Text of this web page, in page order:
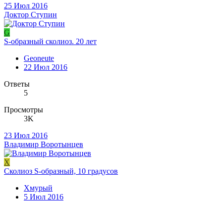
25 Июл 2016
Доктор Ступин
G
S-образный сколиоз. 20 лет
Geoneute
22 Июл 2016
Ответы
5
Просмотры
3K
23 Июл 2016
Владимир Воротынцев
Х
Сколиоз S-образный, 10 градусов
Хмурый
5 Июл 2016